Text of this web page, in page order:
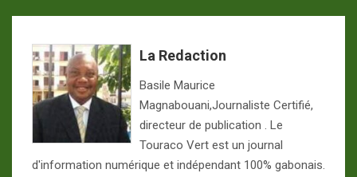
La Redaction
Basile Maurice
Magnabouani,Journaliste Certifié,
directeur de publication . Le
Touraco Vert est un journal
d'information numérique et indépendant 100% gabonais.